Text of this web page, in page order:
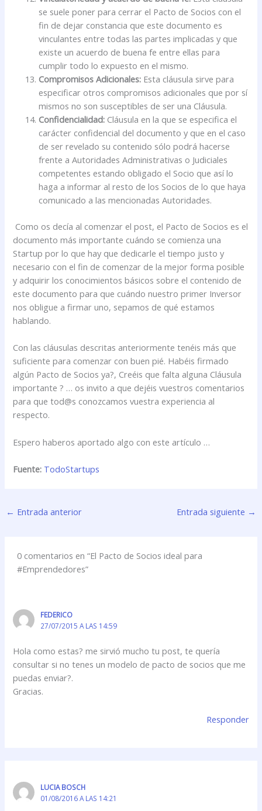
se suele poner para cerrar el Pacto de Socios con el
fin de dejar constancia que este documento es
vinculantes entre todas las partes implicadas y que
existe un acuerdo de buena fe entre ellas para
cumplir todo lo expuesto en el mismo.
Compromisos Adicionales: Esta cláusula sirve para
especificar otros compromisos adicionales que por sí
mismos no son susceptibles de ser una Cláusula.
Confidencialidad: Cláusula en la que se especifica el
carácter confidencial del documento y que en el caso
de ser revelado su contenido sólo podrá hacerse
frente a Autoridades Administrativas o Judiciales
competentes estando obligado el Socio que así lo
haga a informar al resto de los Socios de lo que haya
comunicado a las mencionadas Autoridades.
Como os decía al comenzar el post, el Pacto de Socios es el
documento más importante cuándo se comienza una
Startup por lo que hay que dedicarle el tiempo justo y
necesario con el fin de comenzar de la mejor forma posible
y adquirir los conocimientos básicos sobre el contenido de
este documento para que cuándo nuestro primer Inversor
nos obligue a firmar uno, sepamos de qué estamos
hablando.
Con las cláusulas descritas anteriormente tenéis más que
suficiente para comenzar con buen pié. Habéis firmado
algún Pacto de Socios ya?, Creéis que falta alguna Cláusula
importante ? … os invito a que dejéis vuestros comentarios
para que tod@s conozcamos vuestra experiencia al
respecto.
Espero haberos aportado algo con este artículo …
Fuente: TodoStartups
← Entrada anterior Entrada siguiente →
0 comentarios en “El Pacto de Socios ideal para
#Emprendedores”
FEDERICO
27/07/2015 A LAS 14:59
Hola como estas? me sirvió mucho tu post, te quería
consultar si no tenes un modelo de pacto de socios que me
puedas enviar?.
Gracias.
Responder
LUCIA BOSCH
01/08/2016 A LAS 14:21